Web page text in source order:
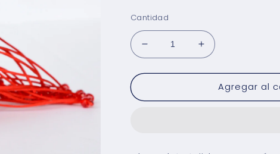
Cantidad
Reducir
cantidad
para
Macramé
Aumentar
cantidad
para
Brazalete
Macramé
Agregar al